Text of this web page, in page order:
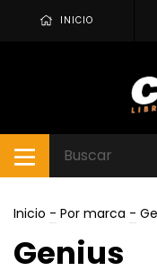
INICIO
Inicio - Por marca -
Genius